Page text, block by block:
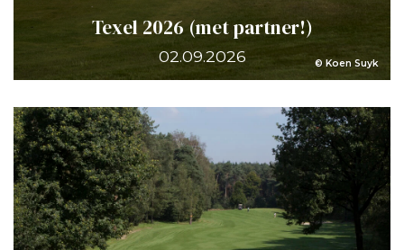
© Koen Suyk
Texel 2026 (met partner!)
02.09.2026